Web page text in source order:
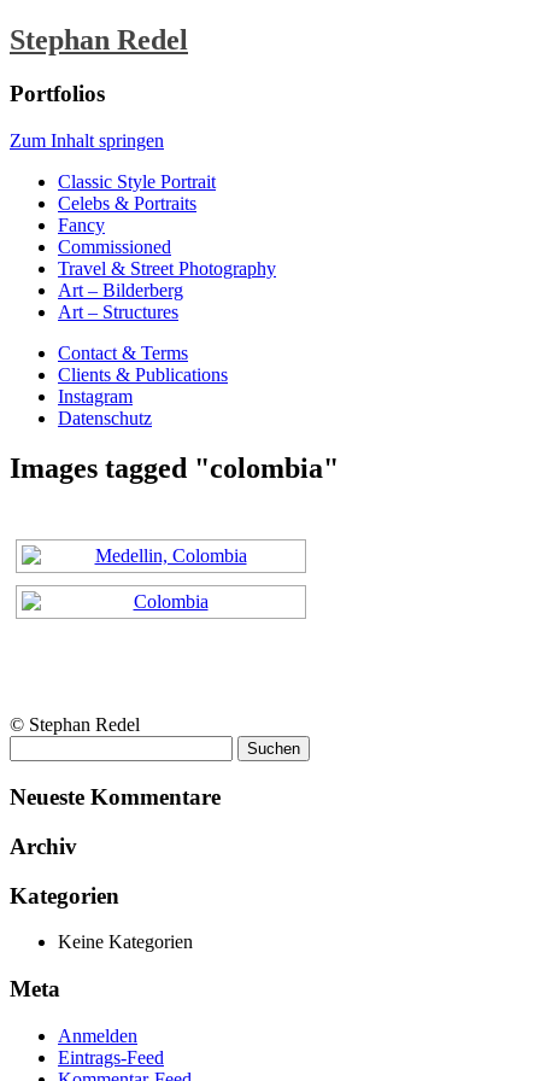
Stephan Redel
Portfolios
Zum Inhalt springen
Classic Style Portrait
Celebs & Portraits
Fancy
Commissioned
Travel & Street Photography
Art – Bilderberg
Art – Structures
Contact & Terms
Clients & Publications
Instagram
Datenschutz
Images tagged "colombia"
© Stephan Redel
nach:
Neueste Kommentare
Archiv
Kategorien
Keine Kategorien
Meta
Anmelden
Eintrags-Feed